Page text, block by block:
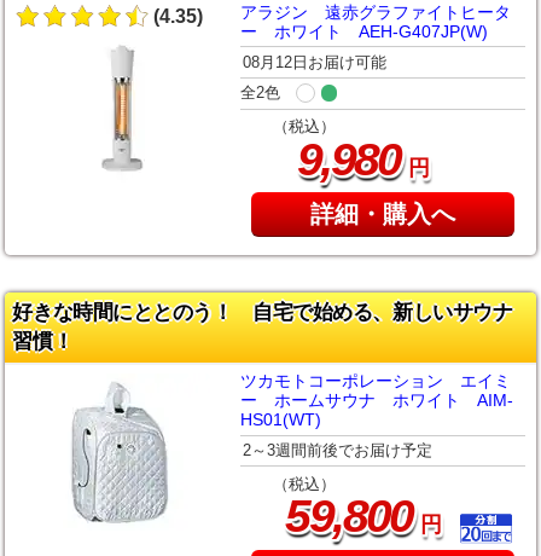
(4.35)
アラジン 遠赤グラファイトヒータ
ー ホワイト AEH-G407JP(W)
08月12日お届け可能
全2色
（税込）
9,980円
詳細・購入へ
好きな時間にととのう！ 自宅で始める、新しいサウナ
習慣！
ツカモトコーポレーション エイミ
ー ホームサウナ ホワイト AIM-
HS01(WT)
2～3週間前後でお届け予定
（税込）
59,800円